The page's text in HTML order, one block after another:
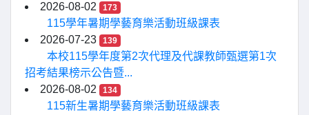
2026-08-02
173
115學年暑期學藝育樂活動班級課表
2026-07-23
139
本校115學年度第2次代理及代課教師甄選第1次
招考結果榜示公告暨...
2026-08-02
134
115新生暑期學藝育樂活動班級課表